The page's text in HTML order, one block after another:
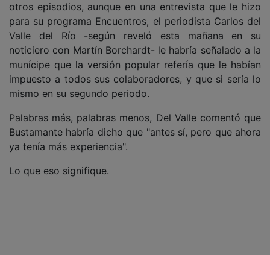
otros episodios, aunque en una entrevista que le hizo
para su programa Encuentros, el periodista Carlos del
Valle del Río -según reveló esta mañana en su
noticiero con Martín Borchardt- le habría señalado a la
munícipe que la versión popular refería que le habían
impuesto a todos sus colaboradores, y que si sería lo
mismo en su segundo periodo.
Palabras más, palabras menos, Del Valle comentó que
Bustamante habría dicho que "antes sí, pero que ahora
ya tenía más experiencia".
Lo que eso signifique.